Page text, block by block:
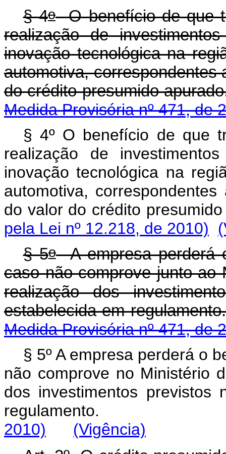
§ 4oO benefício de que
realização de
inovação tecnológica na
automotiva,
do crédito
Medida Provisória nº 471, de
§ 4º O benefício de que
realização de
inovação tecnológica na
automotiva,
do valor do crédito
pela Lei nº 12.218, de 2010)
§ 5oA empresa perderá
caso não comprove junto ao
realização dos
estabelecida em
Medida Provisória nº 471, de
§ 5º A empresa perderá o
não comprove no Ministério
dos investimentos
regulamento.
2010)
(Vigência)